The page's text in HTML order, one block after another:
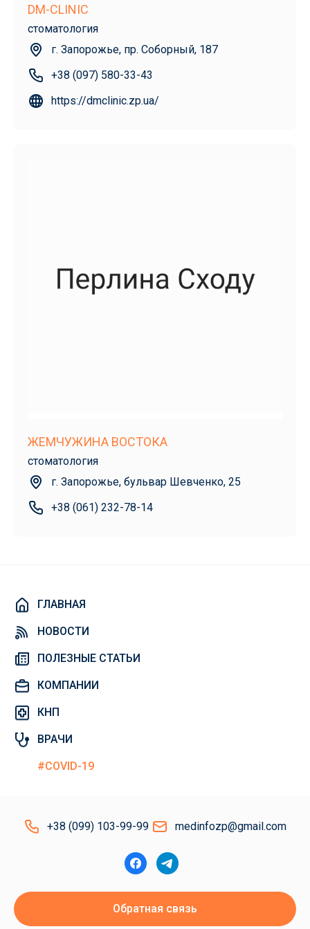
DM-CLINIC
стоматология
г. Запорожье, пр. Соборный, 187
+38 (097) 580-33-43
https://dmclinic.zp.ua/
ЖЕМЧУЖИНА ВОСТОКА
стоматология
г. Запорожье, бульвар Шевченко, 25
+38 (061) 232-78-14
ГЛАВНАЯ
НОВОСТИ
ПОЛЕЗНЫЕ СТАТЬИ
КОМПАНИИ
КНП
ВРАЧИ
#COVID-19
+38 (099) 103-99-99 medinfozp@gmail.com
Обратная связь